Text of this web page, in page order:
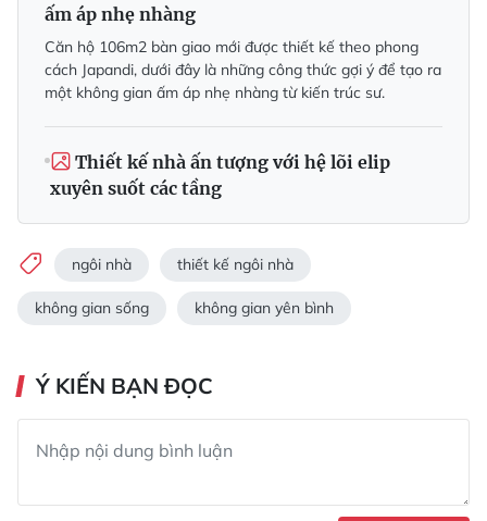
ấm áp nhẹ nhàng
Căn hộ 106m2 bàn giao mới được thiết kế theo phong
cách Japandi, dưới đây là những công thức gợi ý để tạo ra
một không gian ấm áp nhẹ nhàng từ kiến trúc sư.
Thiết kế nhà ấn tượng với hệ lõi elip
xuyên suốt các tầng
ngôi nhà thiết kế ngôi nhà
không gian sống không gian yên bình
Ý KIẾN BẠN ĐỌC